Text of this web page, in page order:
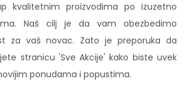
kvalitetnim proizvodima po izuzetno
Naš cilj je da vam obezbedimo
za vaš novac. Zato je preporuka da
stranicu 'Sve Akcije' kako biste uvek
ponudama i popustima.